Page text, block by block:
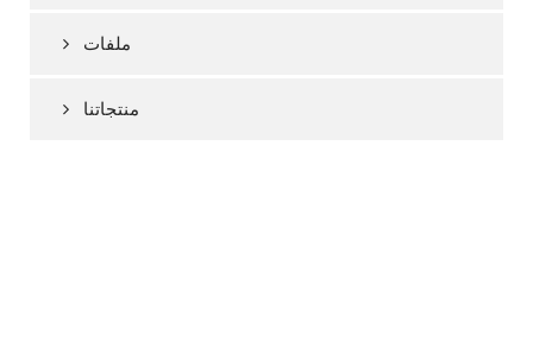
ملفات
منتجاتنا